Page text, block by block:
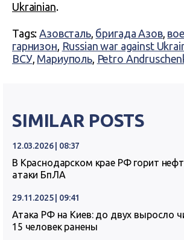
Ukrainian.
Tags:Азовсталь, бригада Азов,
гарнизон, Russian war against
ВСУ, Мариуполь, Petro
SIMILAR POSTS
12.03.2026 | 08:37
В Краснодарском крае РФ горит
атаки БпЛА
29.11.2025 | 09:41
Атака РФ на Киев: до двух выросло
15 человек ранены